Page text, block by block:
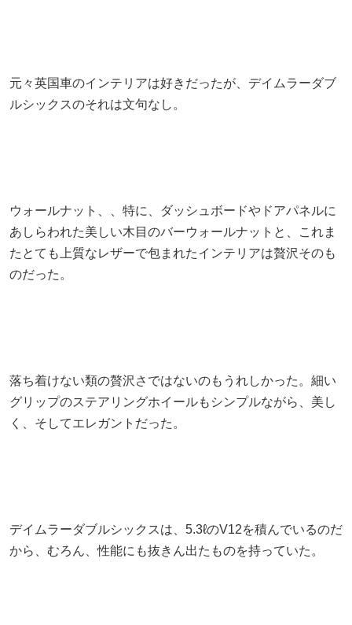
元々英国車のインテリアは好きだったが、デイムラーダブ
ルシックスのそれは文句なし。
ウォールナット、、特に、ダッシュボードやドアパネルに
あしらわれた美しい木目のバーウォールナットと、これま
たとても上質なレザーで包まれたインテリアは贅沢そのも
のだった。
落ち着けない類の贅沢さではないのもうれしかった。細い
グリップのステアリングホイールもシンプルながら、美し
く、そしてエレガントだった。
デイムラーダブルシックスは、5.3ℓのV12を積んでいるのだ
から、むろん、性能にも抜きん出たものを持っていた。